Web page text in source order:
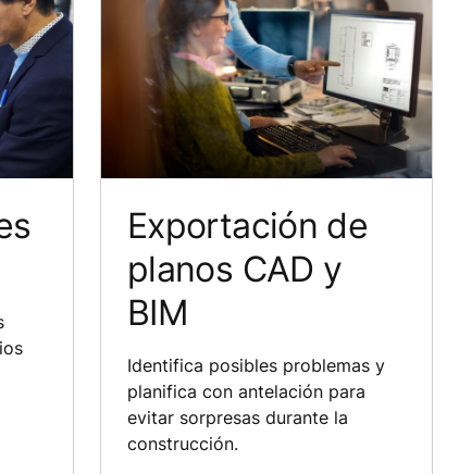
Exportación de
planos CAD y
BIM
Identifica posibles problemas y
planifica con antelación para
evitar sorpresas durante la
construcción.